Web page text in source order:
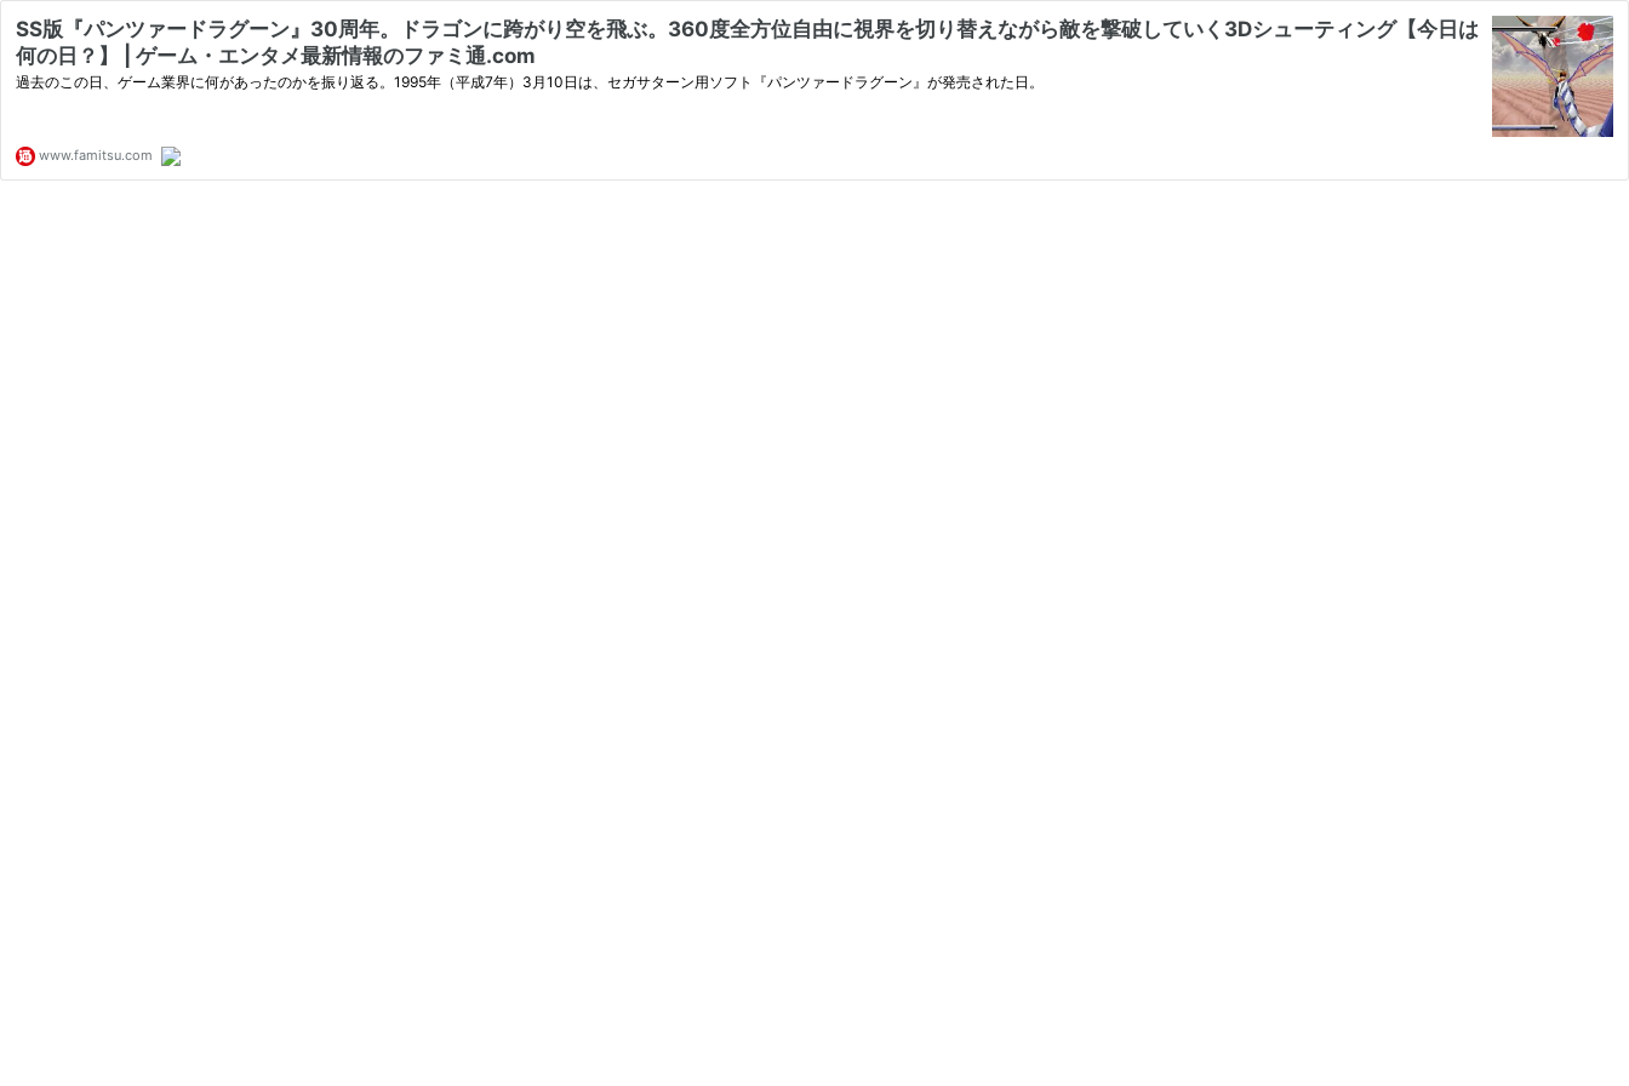
SS版『パンツァードラグーン』30周年。ドラゴンに跨がり空を飛ぶ。360度全方位自由に視界を切り替えながら敵を撃破していく3Dシューティング【今日は
何の日？】 | ゲーム・エンタメ最新情報のファミ通.com
過去のこの日、ゲーム業界に何があったのかを振り返る。1995年（平成7年）3月10日は、セガサターン用ソフト『パンツァードラグーン』が発売された日。
www.famitsu.com